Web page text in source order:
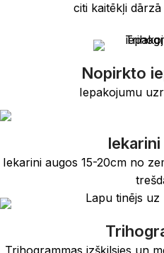
citi kaitēkļi
Nopirkto
Iepakojumu
Iekarini augos 15-20cm no